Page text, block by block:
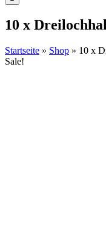
10 x
Startseite » Shop » 10 x
Sale!